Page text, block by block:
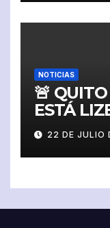
NOTICIAS
🚨
ESTÁ
22 DE JULIO